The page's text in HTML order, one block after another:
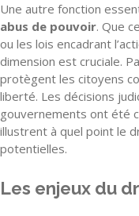
Une autre fonction
abus de pouvoir. Que
ou les lois encadrant
dimension est cruciale.
protègent les citoyens
liberté. Les décisions
gouvernements ont été
illustrent à quel point le
potentielles.
Les enjeux du